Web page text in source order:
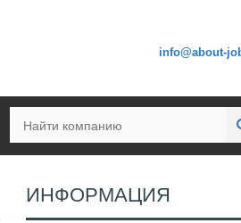
info@about-
ИНФОРМАЦИЯ